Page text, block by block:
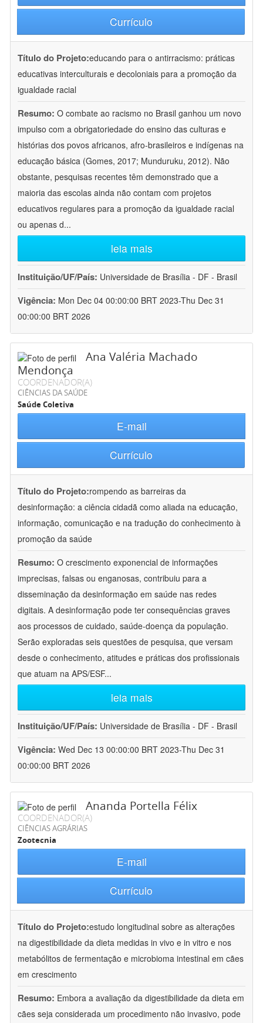
Currículo
Título do Projeto:educando para o antirracismo: práticas
educativas interculturais e decoloniais para a promoção da
igualdade racial
Resumo: O combate ao racismo no Brasil ganhou um novo
impulso com a obrigatoriedade do ensino das culturas e
histórias dos povos africanos, afro-brasileiros e indígenas na
educação básica (Gomes, 2017; Munduruku, 2012). Não
obstante, pesquisas recentes têm demonstrado que a
maioria das escolas ainda não contam com projetos
educativos regulares para a promoção da igualdade racial
ou apenas d...
leia mais
Instituição/UF/País: Universidade de Brasília - DF - Brasil
Vigência: Mon Dec 04 00:00:00 BRT 2023-Thu Dec 31
00:00:00 BRT 2026
Ana Valéria Machado
Mendonça
COORDENADOR(A)
CIÊNCIAS DA SAÚDE
Saúde Coletiva
E-mail
Currículo
Título do Projeto:rompendo as barreiras da
desinformação: a ciência cidadã como aliada na educação,
informação, comunicação e na tradução do conhecimento à
promoção da saúde
Resumo: O crescimento exponencial de informações
imprecisas, falsas ou enganosas, contribuiu para a
disseminação da desinformação em saúde nas redes
digitais. A desinformação pode ter consequências graves
aos processos de cuidado, saúde-doença da população.
Serão exploradas seis questões de pesquisa, que versam
desde o conhecimento, atitudes e práticas dos profissionais
que atuam na APS/ESF...
leia mais
Instituição/UF/País: Universidade de Brasília - DF - Brasil
Vigência: Wed Dec 13 00:00:00 BRT 2023-Thu Dec 31
00:00:00 BRT 2026
Ananda Portella Félix
COORDENADOR(A)
CIÊNCIAS AGRÁRIAS
Zootecnia
E-mail
Currículo
Título do Projeto:estudo longitudinal sobre as alterações
na digestibilidade da dieta medidas in vivo e in vitro e nos
metabólitos de fermentação e microbioma intestinal em cães
em crescimento
Resumo: Embora a avaliação da digestibilidade da dieta em
cães seja considerada um procedimento não invasivo, pode